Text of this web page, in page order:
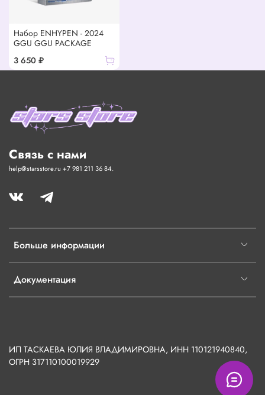
Набор ENHYPEN - 2024
GGU GGU PACKAGE
3 650 ₽
Больше информации
Документация
Связь с нами
help@starsstore.ru +7 981 211 36 84.
ИП ТАСКАЕВА ЮЛИЯ ВЛАДИМИРОВНА, ИНН 110121940840,
ОГРН 317110100019929